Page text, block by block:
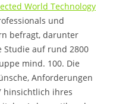
World Technology
und
befragt, darunter
Studie auf rund 2800
mind. 100. Die
Anforderungen
hinsichtlich ihres